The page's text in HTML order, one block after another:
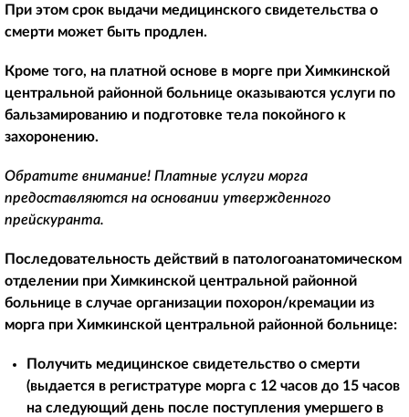
При этом срок выдачи медицинского свидетельства о
смерти может быть продлен.
Кроме того, на платной основе в морге при Химкинской
центральной районной больнице оказываются услуги по
бальзамированию и подготовке тела покойного к
захоронению.
Обратите внимание! Платные услуги морга
предоставляются на основании утвержденного
прейскуранта.
Последовательность действий в патологоанатомическом
отделении при Химкинской центральной районной
больнице в случае организации похорон/кремации из
морга при Химкинской центральной районной больнице:
Получить медицинское свидетельство о смерти
(выдается в регистратуре морга с 12 часов до 15 часов
на следующий день после поступления умершего в